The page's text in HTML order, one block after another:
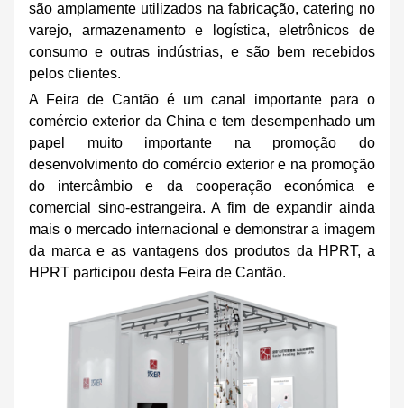
são amplamente utilizados na fabricação, catering no
varejo, armazenamento e logística, eletrônicos de
consumo e outras indústrias, e são bem recebidos
pelos clientes.
A Feira de Cantão é um canal importante para o
comércio exterior da China e tem desempenhado um
papel muito importante na promoção do
desenvolvimento do comércio exterior e na promoção
do intercâmbio e da cooperação económica e
comercial sino-estrangeira. A fim de expandir ainda
mais o mercado internacional e demonstrar a imagem
da marca e as vantagens dos produtos da HPRT, a
HPRT participou desta Feira de Cantão.